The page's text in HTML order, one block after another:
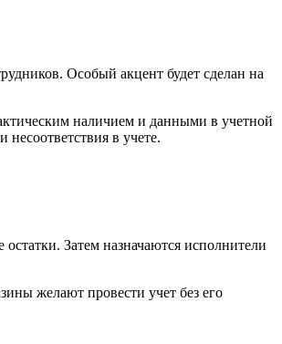
Особый акцент будет сделан на
наличием и данными в учетной
в учете.
Затем назначаются исполнители
желают провести учет без его